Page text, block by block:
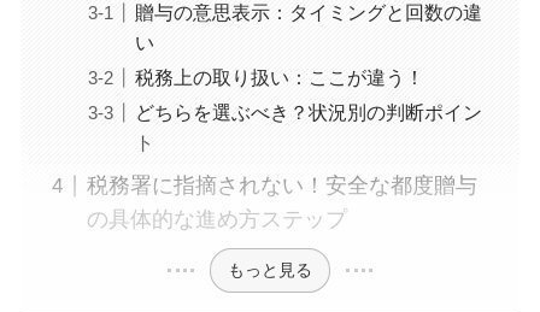
贈与の意思表示：タイミングと回数の違
い
税務上の取り扱い：ここが違う！
どちらを選ぶべき？状況別の判断ポイン
ト
税務署に指摘されない！安全な都度贈与
の具体的な進め方ステップ
もっと見る